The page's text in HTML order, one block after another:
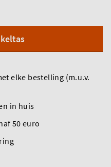
elke bestelling (m.u.v.
in huis
50 euro